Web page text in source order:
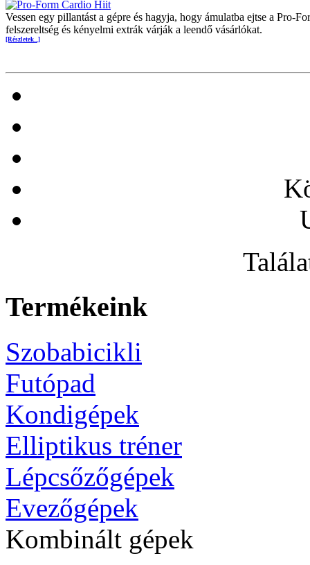
Vessen egy pillantást a gépre és hagyja, hogy ámulatba ejtse a Pro-
felszereltség és kényelmi extrák várják a leendő vásárlókat.
[Részletek...]
Termékeink
Szobabicikli
Futópad
Kondigépek
Elliptikus tréner
Lépcsőzőgépek
Evezőgépek
Kombinált gépek